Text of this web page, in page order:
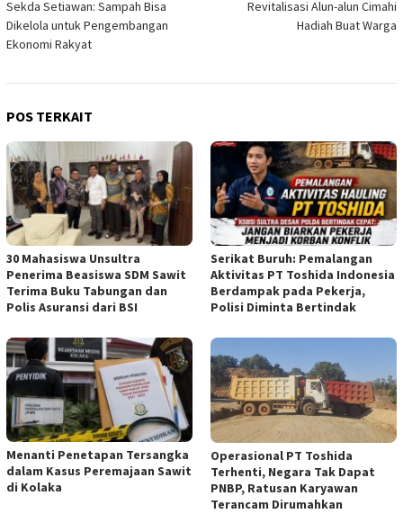
pos
Sekda Setiawan: Sampah Bisa
Dikelola untuk Pengembangan
Ekonomi Rakyat
Revitalisasi Alun-alun Cimahi
Hadiah Buat Warga
POS TERKAIT
30 Mahasiswa Unsultra
Penerima Beasiswa SDM Sawit
Terima Buku Tabungan dan
Polis Asuransi dari BSI
Serikat Buruh: Pemalangan
Aktivitas PT Toshida Indonesia
Berdampak pada Pekerja,
Polisi Diminta Bertindak
Menanti Penetapan Tersangka
dalam Kasus Peremajaan Sawit
di Kolaka
Operasional PT Toshida
Terhenti, Negara Tak Dapat
PNBP, Ratusan Karyawan
Terancam Dirumahkan